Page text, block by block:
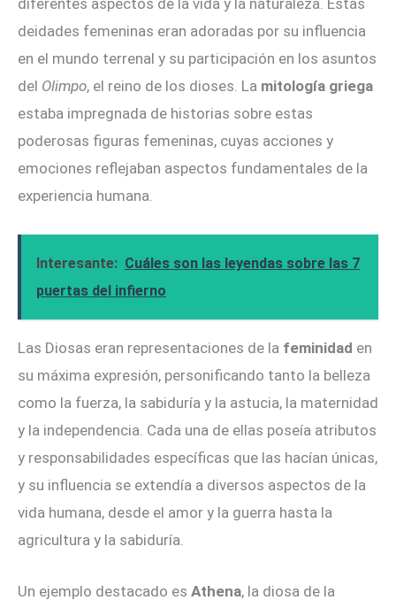
diferentes aspectos de la vida y la naturaleza. Estas
deidades femeninas eran adoradas por su influencia
en el mundo terrenal y su participación en los asuntos
del Olimpo, el reino de los dioses. La mitología griega
estaba impregnada de historias sobre estas
poderosas figuras femeninas, cuyas acciones y
emociones reflejaban aspectos fundamentales de la
experiencia humana.
Interesante: Cuáles son las leyendas sobre las 7
puertas del infierno
Las Diosas eran representaciones de la feminidad en
su máxima expresión, personificando tanto la belleza
como la fuerza, la sabiduría y la astucia, la maternidad
y la independencia. Cada una de ellas poseía atributos
y responsabilidades específicas que las hacían únicas,
y su influencia se extendía a diversos aspectos de la
vida humana, desde el amor y la guerra hasta la
agricultura y la sabiduría.
Un ejemplo destacado es Athena, la diosa de la